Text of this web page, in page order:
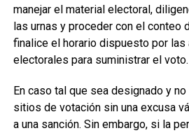
manejar el material electoral,
las urnas y proceder con el conteo
finalice el horario dispuesto por las
electorales para suministrar el voto.
En caso tal que sea designado y
sitios de votación sin una excusa
a una sanción. Sin embargo, si la